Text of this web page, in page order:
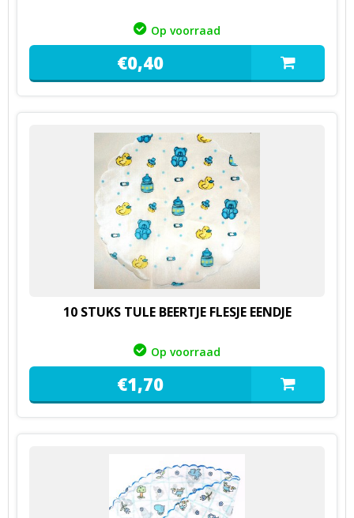
Op voorraad
€0,40
10 STUKS TULE BEERTJE FLESJE EENDJE
Op voorraad
€1,70